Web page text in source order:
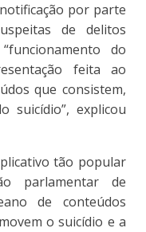
por parte
de delitos
do
feita ao
que consistem,
suicídio”, explicou
tão popular
parlamentar de
de conteúdos
o suicídio e a